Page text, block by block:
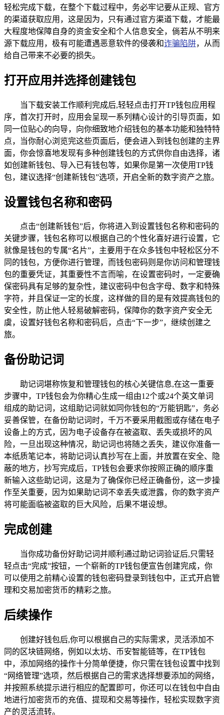
轻松完成下载，在整个下载过程中，务必牢记要从正规、官方
的渠道获取应用，这是因为，只有通过官方渠道下载，才能最
大程度地保障自身的资金安全和个人信息安全，倘若从不明来
源下载应用，极有可能遭遇恶意软件的侵袭和诈骗陷阱，从而
给自己带来不必要的损失。
打开应用并选择创建钱包
当下载安装工作顺利完成后,轻轻点击打开TP钱包应用程
序，首次打开时，应用会呈现一系列精心设计的引导页面，如
同一位贴心的向导，向你细致地介绍钱包的基本功能和独特特
点，当你耐心浏览完这些页面后，便会进入到钱包创建的主界
面，你会惊喜地发现有多种创建钱包的方式供你自由选择，诸
如创建新钱包、导入已有钱包等，如果你是第一次使用TP钱
包，建议选择“创建新钱包”选项，开启全新的数字资产之旅。
设置钱包名称和密码
点击“创建新钱包”后，你将进入到设置钱包名称和密码的
关键步骤，钱包名称可以根据自己的个性化喜好进行设置，它
就像是钱包的专属“名片”，主要用于在众多钱包中轻松区分不
同的钱包，方便你进行管理，而钱包密码则是你访问和管理钱
包的重要凭证，其重要性不言而喻，在设置密码时，一定要确
保密码具有足够的复杂性，建议密码中包含字母、数字和特殊
字符，并且保证一定的长度，这样做的目的是有效提高钱包的
安全性，防止他人轻易破解密码，保障你的数字资产安全无
虞，设置好钱包名称和密码后，点击“下一步”，继续创建之
旅。
备份助记词
助记词堪称恢复和管理钱包的核心关键信息,在这一重要
步骤中，TP钱包会为你精心生成一组由12个或24个英文单词
组成的助记词，这组助记词就如同你钱包的“万能钥匙”，务必
妥善保管，在备份助记词时，千万不要采用截图或存储在电子
设备上的方式，因为电子设备存在被盗取、丢失或损坏的风
险，一旦出现这种情况，助记词也将随之丢失，建议你准备一
本纸质笔记本，将助记词认真抄写在上面，并放置在安全、隐
蔽的地方，抄写完成后，TP钱包会要求你按照正确的顺序重
新输入这些助记词，这是为了确保你已经正确备份，这一步操
作至关重要，因为如果助记词不幸丢失或泄露，你的数字资产
将可能面临被盗取的巨大风险，后果不堪设想。
完成创建
当你成功备份好助记词并顺利通过助记词验证后,只需轻
轻点击“完成”按钮，一个崭新的TP钱包便宣告创建完成，你
可以使用之前精心设置的钱包密码登录到钱包中，正式开启管
理和交易加密货币的精彩之旅。
后续操作
创建好钱包后,你可以根据自己的实际需求，灵活添加不
同的区块链网络，例如以太坊、币安智能链等，在TP钱包
中，添加网络的操作十分简单便捷，你只需在钱包设置中找到
“网络管理”选项，然后根据自己的需求选择想要添加的网络，
并按照系统提示进行相应的配置即可，你还可以在钱包中自由
地进行加密货币的充值、提现和交易等操作，轻松实现数字资
产的灵活流转。